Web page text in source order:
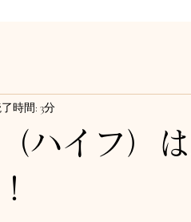
ハイフ）
時間: 3分